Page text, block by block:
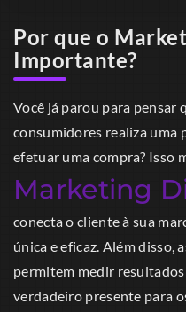
Por que o
Importante?
Você já parou para pensar
consumidores realiza uma
efetuar uma compra? Isso
Marketing
conecta o cliente à sua
única e eficaz. Além disso,
permitem medir
verdadeiro presente para